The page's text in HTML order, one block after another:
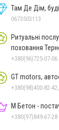
Там Де Дім,
0673503113
Ритуальні
поховання
+380(96)725-07-06
GT motors,
+380(98)400-82-
М Бетон -
+380(97)849-67-28